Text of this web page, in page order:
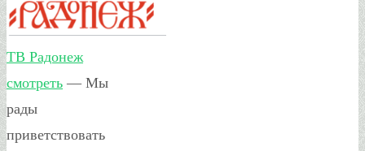
ТВ Радонеж
смотреть — Мы
рады
приветствовать